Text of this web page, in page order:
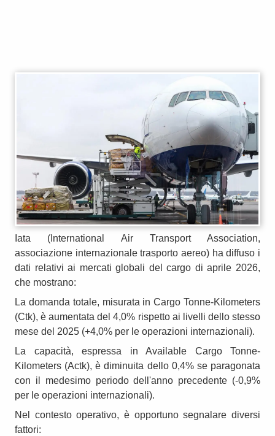
Iata (International Air Transport Association,
associazione internazionale trasporto aereo) ha diffuso i
dati relativi ai mercati globali del cargo di aprile 2026,
che mostrano:
La domanda totale, misurata in Cargo Tonne-Kilometers
(Ctk), è aumentata del 4,0% rispetto ai livelli dello stesso
mese del 2025 (+4,0% per le operazioni internazionali).
La capacità, espressa in Available Cargo Tonne-
Kilometers (Actk), è diminuita dello 0,4% se paragonata
con il medesimo periodo dell'anno precedente (-0,9%
per le operazioni internazionali).
Nel contesto operativo, è opportuno segnalare diversi
fattori: